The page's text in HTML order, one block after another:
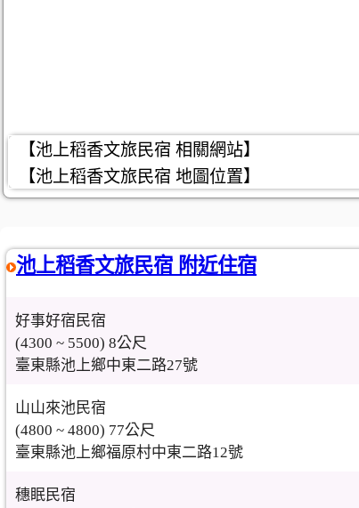
【池上稻香文旅民宿 相關網站】
【池上稻香文旅民宿 地圖位置】
池上稻香文旅民宿 附近住宿
好事好宿民宿
(4300 ~ 5500) 8公尺
臺東縣池上鄉中東二路27號
山山來池民宿
(4800 ~ 4800) 77公尺
臺東縣池上鄉福原村中東二路12號
穗眠民宿